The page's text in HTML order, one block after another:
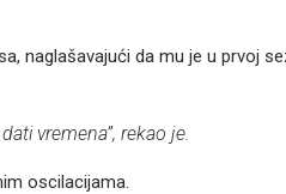
naglašavajući da mu je u prvoj
vremena”, rekao je.
oscilacijama.